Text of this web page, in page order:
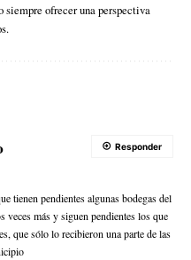
siempre ofrecer una perspectiva
tienen pendientes algunas bodegas del
más y siguen pendientes los que
que sólo lo recibieron una parte de las
Responder